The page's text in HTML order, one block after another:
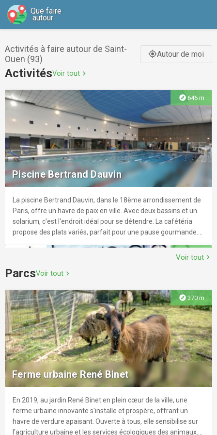
Que faire
autour
Activités à faire autour de Saint-
Ouen (93)
gps_fixedAutour de moi
ActivitésVoir tout chevron_right
explore 646 m
Piscine Bertrand Dauvin
La piscine Bertrand Dauvin, dans le 18ème arrondissement de
Paris, offre un havre de paix en ville. Avec deux bassins et un
solarium, c'est l'endroit idéal pour se détendre. La cafétéria
propose des plats variés, parfait pour une pause gourmande.
du cadre agréable. Que ce soit pour nager ou se relaxer au
profiter de ce lieu unique et ressourçant en toute sérénité.
explore
Espace nautique Auguste Delaune
Plongez une tête dans l'espace nautique Auguste Delaune !
explore1.2 km
Voir tout chevron_right
ParcsVoir tout chevron_right
explore 370 m
Ferme urbaine René Binet
En 2019, au jardin René Binet en plein cœur de la ville, une
ferme urbaine innovante s'installe et prospère, offrant un
havre de verdure apaisant. Ouverte à tous, elle sensibilise sur
l'agriculture urbaine et les services écologiques des animaux.